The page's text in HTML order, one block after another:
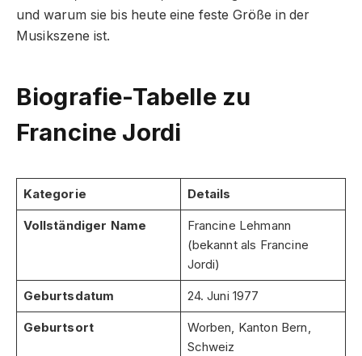
und warum sie bis heute eine feste Größe in der
Musikszene ist.
Biografie-Tabelle zu
Francine Jordi
Kategorie Details
Vollständiger Name
Francine Lehmann
(bekannt als Francine
Jordi)
Geburtsdatum 24. Juni 1977
Geburtsort
Worben, Kanton Bern,
Schweiz